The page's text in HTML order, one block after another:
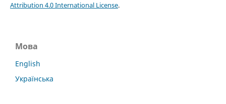
Attribution 4.0 International License.
Мова
English
Українська